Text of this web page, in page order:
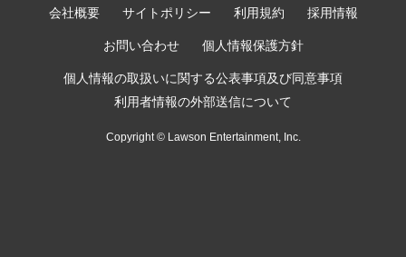
会社概要 サイトポリシー 利用規約 採用情報
お問い合わせ 個人情報保護方針
個人情報の取扱いに関する公表事項及び同意事項
利用者情報の外部送信について
Copyright © Lawson Entertainment, Inc.